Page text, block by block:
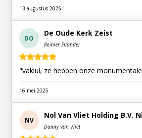
13 augustus 2025
DO
De Oude Kerk Zeist
Reinier Eilander
"vaklui, ze hebben onze
16 mei 2025
NV
Nol Van Vliet Holding B.V.
Danny van Vliet